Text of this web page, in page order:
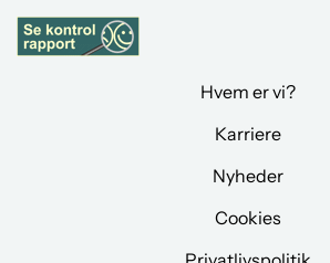
Hvem er vi?
Karriere
Nyheder
Cookies